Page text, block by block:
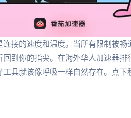
接的速度和温度。当所有限制被畅
到你的指尖。在海外华人加速器
具就该像呼吸一样自然存在。点下